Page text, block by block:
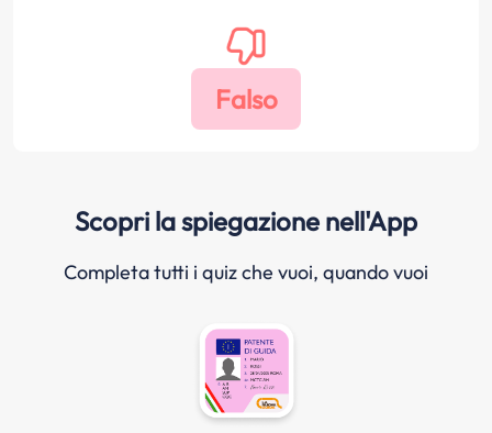
Scopri la spiegazione nell'App
Completa tutti i quiz che vuoi, quando vuoi